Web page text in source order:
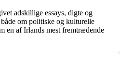
adskillige essays, digte og
om politiske og kulturelle
en af Irlands mest fremtrædende